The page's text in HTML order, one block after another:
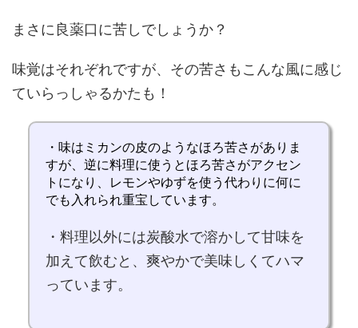
まさに 良薬口に苦しでしょうか？
味覚はそれぞれですが、その苦さもこんな風に感じ
ていらっしゃるかたも！
・味はミカンの皮のようなほろ苦さ がありま
すが、 逆に料理に使うとほろ苦さがアクセン
トになり
、レモンやゆずを使う代わりに何に
でも入れられ重宝しています。
・料理以外には炭酸水で溶かして甘味を
加えて飲むと、爽やかで美味しくてハマ
っています。